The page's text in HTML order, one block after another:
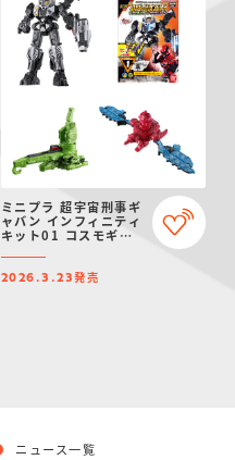
ミニプラ 超宇宙刑事ギ
ャバン インフィニティ
キット01 コスモギャ
ャバリオンクレーン ＆
ギャバリオンレーザー
2026.3.23発売
ニュース一覧